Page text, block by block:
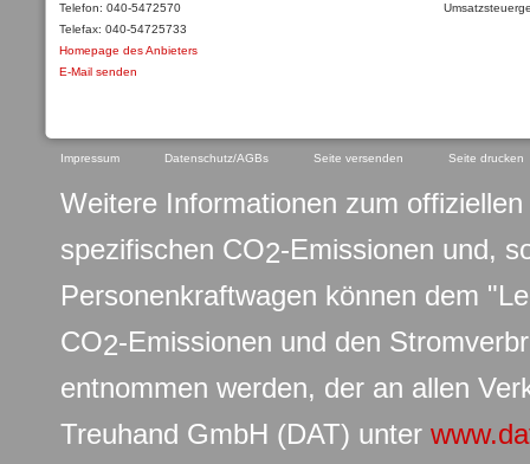
Telefon: 040-5472570
Telefax: 040-54725733
Homepage des Anbieters
E-Mail senden
Impressum Datenschutz/AGBs Seite versenden Seite drucken
Weitere Informationen zum
spezifischen CO2-Emissionen und,
Personenkraftwagen können dem
CO2-Emissionen und den
entnommen werden, der an allen
Treuhand GmbH (DAT) unter